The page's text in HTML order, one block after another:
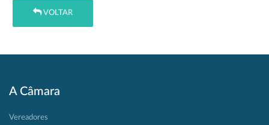
VOLTAR
A Câmara
Vereadores